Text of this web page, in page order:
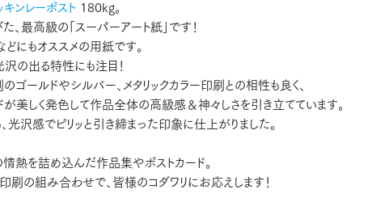
キンレーポスト180kg。
、最高級の「スーパーアート紙」です！
にもオススメの用紙です。
の出る特性にも注目！
ゴールドやシルバー、メタリックカラー印刷との相性も良く、
美しく発色して作品全体の高級感＆神々しさを引き立てています。
光沢感でピリッと引き締まった印象に仕上がりました。
熱を詰め込んだ作品集やポストカード。
の組み合わせで、皆様のコダワリにお応えします！